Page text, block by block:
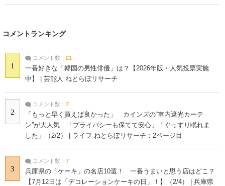
コメントランキング
1
コメント数： 21
一番好きな「韓国の男性俳優」は？【2026年版・人気投票実施
中】 | 芸能人 ねとらぼリサーチ
2
コメント数： 7
「もっと早く買えば良かった」 カインズの“車内遮光カーテ
ン”が大人気 「プライバシーも保てて安心」「ぐっすり眠れま
した」（2/2） | ライフ ねとらぼリサーチ：2ページ目
3
コメント数： 7
兵庫県の「ケーキ」の名店10選！ 一番うまいと思う店はどこ？
【7月12日は「デコレーションケーキの日」！】（2/4） | 兵庫県